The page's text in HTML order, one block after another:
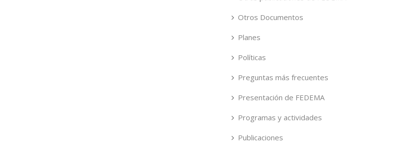
Otros Documentos
Planes
Políticas
Preguntas más frecuentes
Presentación de FEDEMA
Programas y actividades
Publicaciones